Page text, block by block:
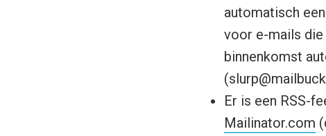
automatisch
voor e-mails die
binnenkomst
(
Er is een RSS-
Mailinator.com